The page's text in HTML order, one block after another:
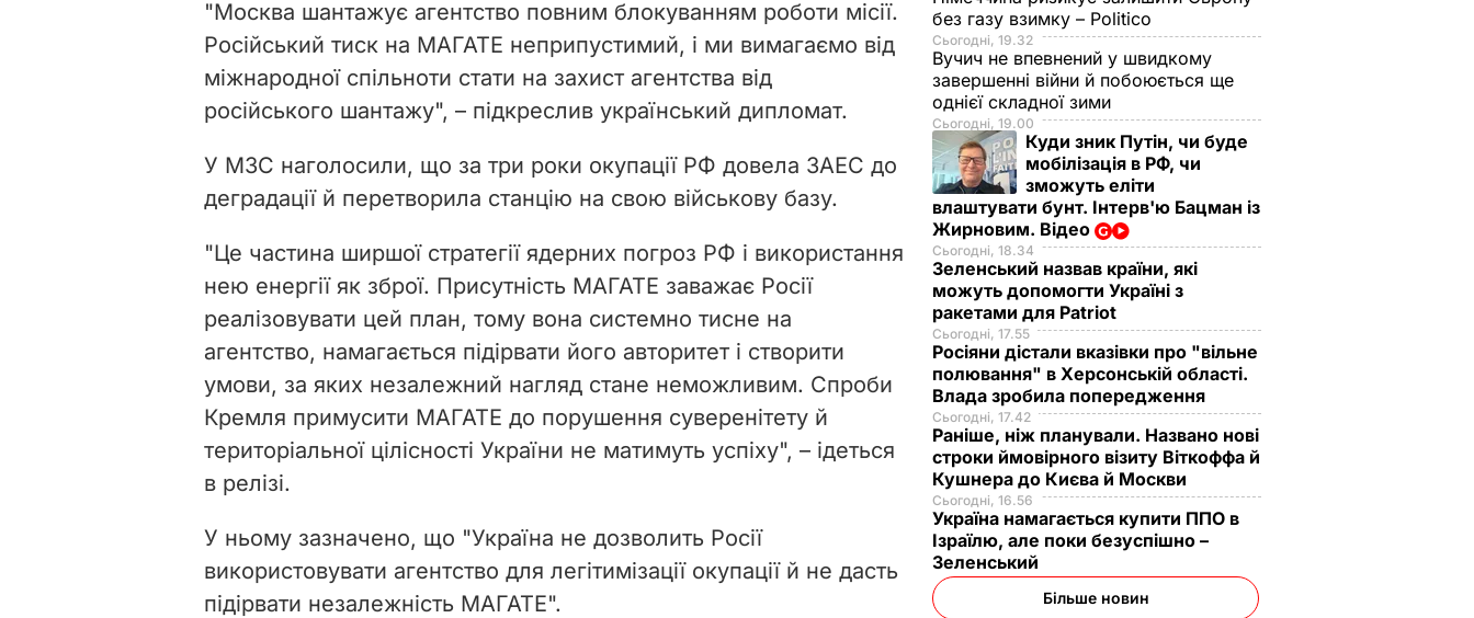
"Москва шантажує агентство повним блокуванням роботи місії.
Російський тиск на МАГАТЕ неприпустимий, і ми вимагаємо від
міжнародної спільноти стати на захист агентства від
російського шантажу", – підкреслив український дипломат.
У МЗС наголосили, що за три роки окупації РФ довела ЗАЕС до
деградації й перетворила станцію на свою військову базу.
"Це частина ширшої стратегії ядерних погроз РФ і використання
нею енергії як зброї. Присутність МАГАТЕ заважає Росії
реалізовувати цей план, тому вона системно тисне на
агентство, намагається підірвати його авторитет і створити
умови, за яких незалежний нагляд стане неможливим. Спроби
Кремля примусити МАГАТЕ до порушення суверенітету й
територіальної цілісності України не матимуть успіху", – ідеться
в релізі.
У ньому зазначено, що "Україна не дозволить Росії
використовувати агентство для легітимізації окупації й не дасть
підірвати незалежність МАГАТЕ".
без газу взимку – Politico
Сьогодні, 19.32
Вучич не впевнений у швидкому
завершенні війни й побоюється ще
однієї складної зими
Сьогодні, 19.00
Куди зник Путін, чи буде
мобілізація в РФ, чи
зможуть еліти
влаштувати бунт. Інтерв'ю Бацман із
Жирновим. Відео
Сьогодні, 18.34
Зеленський назвав країни, які
можуть допомогти Україні з
ракетами для Patriot
Сьогодні, 17.55
Росіяни дістали вказівки про "вільне
полювання" в Херсонській області.
Влада зробила попередження
Сьогодні, 17.42
Раніше, ніж планували. Названо нові
строки ймовірного візиту Віткоффа й
Кушнера до Києва й Москви
Сьогодні, 16.56
Україна намагається купити ППО в
Ізраїлю, але поки безуспішно –
Зеленський
Більше новин